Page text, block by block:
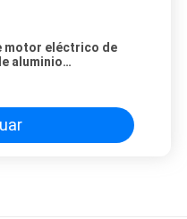
motor eléctrico de
aluminio